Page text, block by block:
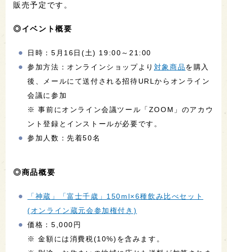
販売予定です。
◎イベント概要
日時：5月16日(土) 19:00～21:00
参加方法：オンラインショップより 対象商品を購入
後、メールにて送付される招待URLからオンライン
会議に参加
※ 事前にオンライン会議ツール「ZOOM」のアカウ
ント登録とインストールが必要です。
参加人数：先着50名
◎商品概要
「神蔵」「富士千歳」150ml×6種飲み比べセット
(オンライン蔵元会参加権付き)
価格：5,000円
※ 金額には消費税(10%)を含みます。